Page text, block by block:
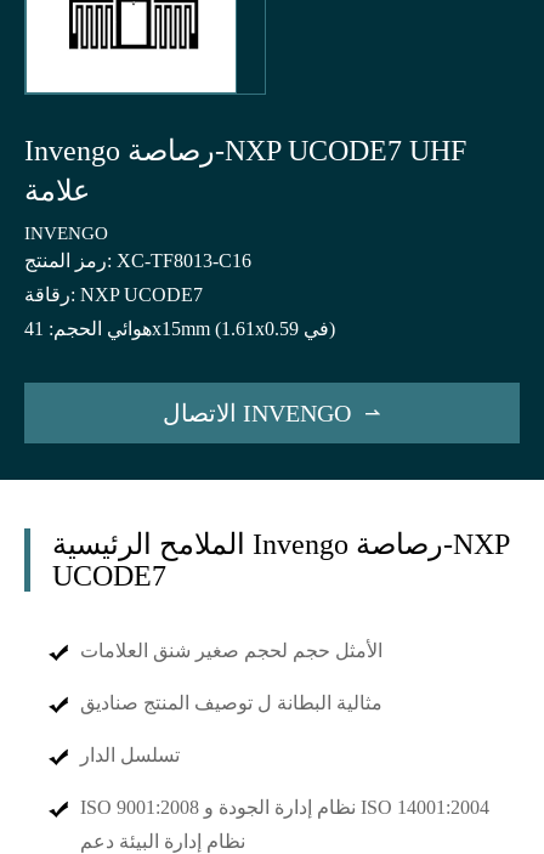
Invengo رصاصة-NXP UCODE7 UHF
علامة
INVENGO
رمز المنتج: XC-TF8013-C16
رقاقة: NXP UCODE7
هوائي الحجم: 41x15mm (1.61x0.59 في)
الاتصال INVENGO 
الملامح الرئيسية Invengo رصاصة-NXP
UCODE7
الأمثل حجم لحجم صغير شنق العلامات
مثالية البطانة ل توصيف المنتج صناديق
تسلسل الدار
ISO 9001:2008 نظام إدارة الجودة و ISO 14001:2004
نظام إدارة البيئة دعم